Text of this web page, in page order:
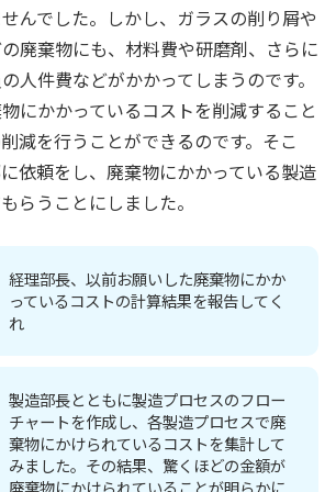
んでした。しかし、ガラスの削り屑や
廃棄物にも、材料費や研磨剤、さらに
人件費などがかかってしまうのです。
にかかっているコストを削減すること
減を行うことができるのです。そこ
依頼をし、廃棄物にかかっている製造
らうことにしました。
経理部長、以前お願いした廃棄物にかか
っているコストの計算結果を報告してく
れ
製造部長とともに製造プロセスのフロー
チャートを作成し、各製造プロセスで廃
棄物にかけられているコストを集計して
みました。その結果、驚くほどの金額が
廃棄物にかけられていることが明らかに